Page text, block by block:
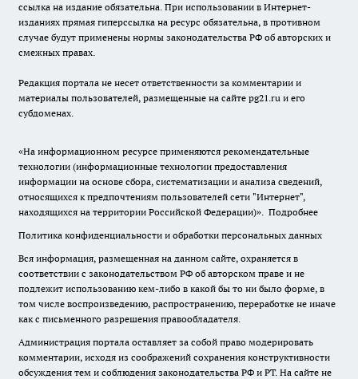
ссылка на издание обязательна. При использовании в Интернет-
изданиях прямая гиперссылка на ресурс обязательна, в противном
случае будут применены нормы законодательства РФ об авторских и
смежных правах.
Редакция портала не несет ответственности за комментарии и
материалы пользователей, размещенные на сайте pg21.ru и его
субдоменах.
«На информационном ресурсе применяются рекомендательные
технологии (информационные технологии предоставления
информации на основе сбора, систематизации и анализа сведений,
относящихся к предпочтениям пользователей сети "Интернет",
находящихся на территории Российской Федерации)». Подробнее
Политика конфиденциальности и обработки персональных данных
Вся информация, размещенная на данном сайте, охраняется в
соответствии с законодательством РФ об авторском праве и не
подлежит использованию кем-либо в какой бы то ни было форме, в
том числе воспроизведению, распространению, переработке не иначе
как с письменного разрешения правообладателя.
Администрация портала оставляет за собой право модерировать
комментарии, исходя из соображений сохранения конструктивности
обсуждения тем и соблюдения законодательства РФ и РТ. На сайте не